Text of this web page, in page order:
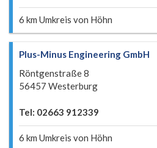
6 km Umkreis von Höhn
Plus-Minus Engineering GmbH
Röntgenstraße 8
56457 Westerburg
Tel: 02663 912339
6 km Umkreis von Höhn